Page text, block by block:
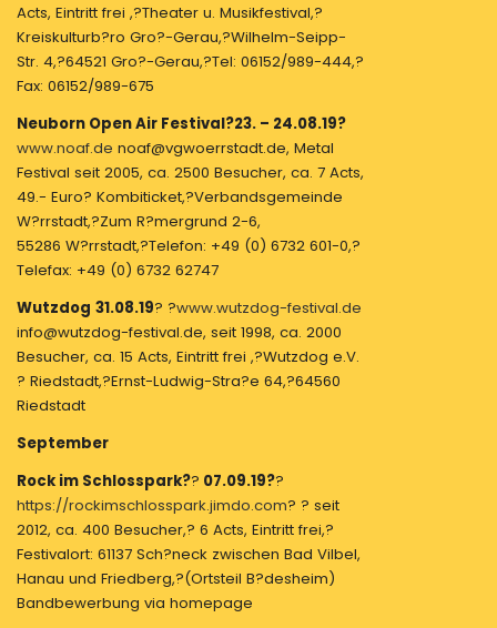
Acts, Eintritt frei ,?Theater u. Musikfestival,?
Kreiskulturb?ro Gro?-Gerau,?Wilhelm-Seipp-
Str. 4,?64521 Gro?-Gerau,?Tel: 06152/989-444,?
Fax: 06152/989-675
Neuborn Open Air Festival?23. – 24.08.19?
www.noaf.de noaf@vgwoerrstadt.de, Metal
Festival seit 2005, ca. 2500 Besucher, ca. 7 Acts,
49.- Euro? Kombiticket,?Verbandsgemeinde
W?rrstadt,?Zum R?mergrund 2-6,
55286 W?rrstadt,?Telefon: +49 (0) 6732 601-0,?
Telefax: +49 (0) 6732 62747
Wutzdog 31.08.19? ?www.wutzdog-festival.de
info@wutzdog-festival.de, seit 1998, ca. 2000
Besucher, ca. 15 Acts, Eintritt frei ,?Wutzdog e.V.
? Riedstadt,?Ernst-Ludwig-Stra?e 64,?64560
Riedstadt
September
Rock im Schlosspark?? 07.09.19??
https://rockimschlosspark.jimdo.com? ? seit
2012, ca. 400 Besucher,? 6 Acts, Eintritt frei,?
Festivalort: 61137 Sch?neck zwischen Bad Vilbel,
Hanau und Friedberg,?(Ortsteil B?desheim)
Bandbewerbung via homepage